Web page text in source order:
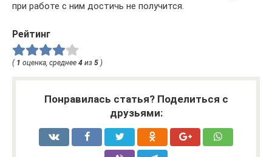
при работе с ним достичь не получится.
Рейтинг
( 1 оценка, среднее 4 из 5 )
Понравилась статья? Поделиться с
друзьями: